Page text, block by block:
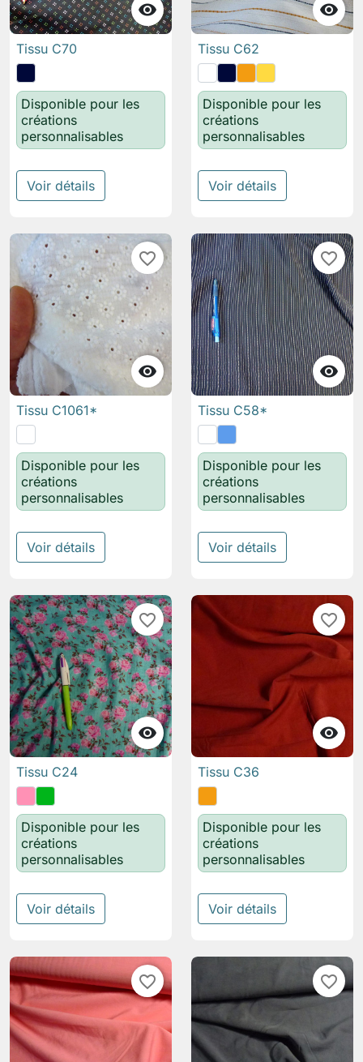

Tissu C70
Disponible pour les
créations
personnalisables
Voir détails

Tissu C62
Disponible pour les
créations
personnalisables
Voir détails

favorite_border
Tissu C1061*
Disponible pour les
créations
personnalisables
Voir détails

favorite_border
Tissu C58*
Disponible pour les
créations
personnalisables
Voir détails

favorite_border
Tissu C24
Disponible pour les
créations
personnalisables
Voir détails

favorite_border
Tissu C36
Disponible pour les
créations
personnalisables
Voir détails
favorite_border favorite_border